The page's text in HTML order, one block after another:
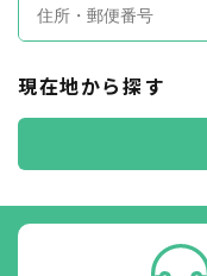
現在地から探す